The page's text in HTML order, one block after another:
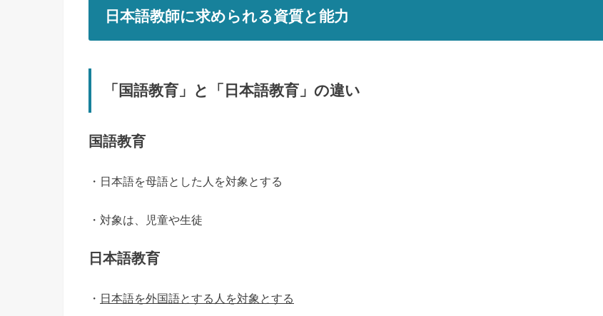
日本語教師に求められる資質と能力
「国語教育」と「日本語教育」の違い
国語教育
・日本語を母語とした人を対象とする
・対象は、児童や生徒
日本語教育
・ 日本語を外国語とする人を対象とする